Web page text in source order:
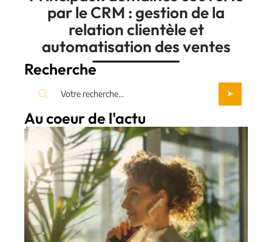
par le CRM : gestion de la
relation clientèle et
automatisation des ventes
Recherche
Au coeur de l'actu